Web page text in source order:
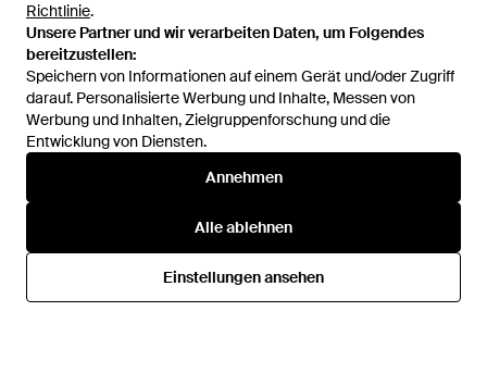
Richtlinie.
Unsere Partner und wir verarbeiten Daten, um Folgendes
bereitzustellen:
Speichern von Informationen auf einem Gerät und/oder Zugriff
darauf. Personalisierte Werbung und Inhalte, Messen von
Werbung und Inhalten, Zielgruppenforschung und die
Entwicklung von Diensten.
Annehmen
Alle ablehnen
Einstellungen ansehen
Zuvor verkauft bei:
Hilfe und Informationen